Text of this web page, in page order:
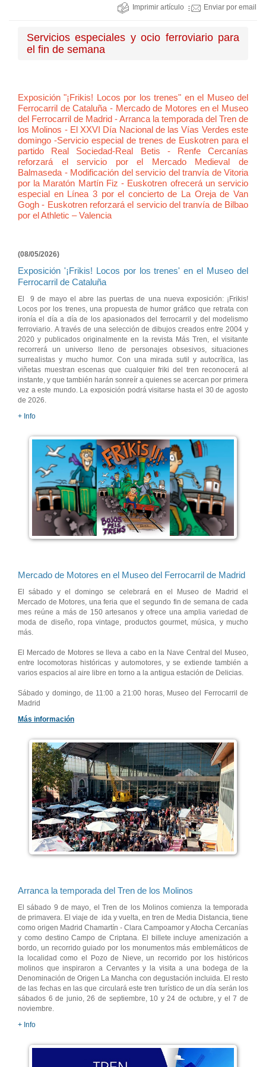
Imprimir artículo Enviar por email
Servicios especiales y ocio ferroviario para
el fin de semana
Exposición "¡Frikis! Locos por los trenes" en el Museo del
Ferrocarril de Cataluña - Mercado de Motores en el Museo
del Ferrocarril de Madrid - Arranca la temporada del Tren de
los Molinos - El XXVI Día Nacional de las Vías Verdes este
domingo -Servicio especial de trenes de Euskotren para el
partido Real Sociedad-Real Betis - Renfe Cercanías
reforzará el servicio por el Mercado Medieval de
Balmaseda - Modificación del servicio del tranvía de Vitoria
por la Maratón Martín Fiz - Euskotren ofrecerá un servicio
especial en Línea 3 por el concierto de La Oreja de Van
Gogh - Euskotren reforzará el servicio del tranvía de Bilbao
por el Athletic – Valencia
(08/05/2026)
Exposición '¡Frikis! Locos por los trenes' en el Museo del
Ferrocarril de Cataluña
El 9 de mayo el abre las puertas de una nueva exposición: ¡Frikis!
Locos por los trenes, una propuesta de humor gráfico que retrata con
ironía el día a día de los apasionados del ferrocarril y del modelismo
ferroviario. A través de una selección de dibujos creados entre 2004 y
2020 y publicados originalmente en la revista Más Tren, el visitante
recorrerá un universo lleno de personajes obsesivos, situaciones
surrealistas y mucho humor. Con una mirada sutil y autocrítica, las
viñetas muestran escenas que cualquier friki del tren reconocerá al
instante, y que también harán sonreír a quienes se acercan por primera
vez a este mundo. La exposición podrá visitarse hasta el 30 de agosto
de 2026.
+ Info
Mercado de Motores en el Museo del Ferrocarril de Madrid
El sábado y el domingo se celebrará en el Museo de Madrid el
Mercado de Motores, una feria que el segundo fin de semana de cada
mes reúne a más de 150 artesanos y ofrece una amplia variedad de
moda de diseño, ropa vintage, productos gourmet, música, y mucho
más.
El Mercado de Motores se lleva a cabo en la Nave Central del Museo,
entre locomotoras históricas y automotores, y se extiende también a
varios espacios al aire libre en torno a la antigua estación de Delicias.
Sábado y domingo, de 11:00 a 21:00 horas, Museo del Ferrocarril de
Madrid
Más información
Arranca la temporada del Tren de los Molinos
El sábado 9 de mayo, el Tren de los Molinos comienza la temporada
de primavera. El viaje de ida y vuelta, en tren de Media Distancia, tiene
como origen Madrid Chamartín - Clara Campoamor y Atocha Cercanías
y como destino Campo de Criptana. El billete incluye amenización a
bordo, un recorrido guiado por los monumentos más emblemáticos de
la localidad como el Pozo de Nieve, un recorrido por los históricos
molinos que inspiraron a Cervantes y la visita a una bodega de la
Denominación de Origen La Mancha con degustación incluida. El resto
de las fechas en las que circulará este tren turístico de un día serán los
sábados 6 de junio, 26 de septiembre, 10 y 24 de octubre, y el 7 de
noviembre.
+ Info